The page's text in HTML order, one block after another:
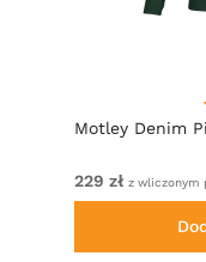
Motley Denim
229 zł z wliczonym